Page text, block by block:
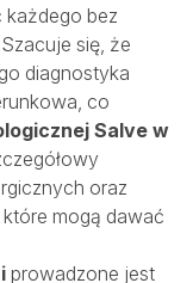
bez
się, że
diagnostyka
co
Salve w
oraz
mogą dawać
prowadzone jest